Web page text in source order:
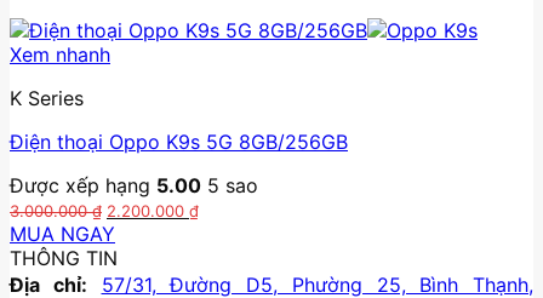
Xem nhanh
K Series
Điện thoại Oppo K9s 5G 8GB/256GB
Được xếp hạng 5.00 5 sao
3.000.000₫ Giá
gốc
là:
3.000.000 ₫.
2.200.000 ₫Giá
2.200.000 ₫.
MUA NGAY
THÔNG TIN
Địa chỉ:
57/31, Đường D5, Phường 25, Bình Thạnh,